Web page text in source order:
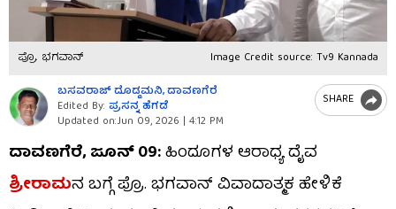
ಪ್ರೊ. ಭಗವಾನ್
Image Credit source: Tv9 Kannada
ಬಸವರಾಜ್​ ದೊಡ್ಡಮನಿ, ದಾವಣಗೆರೆ
Edited By: ಪ್ರಸನ್ನ ಹೆಗಡೆ
Updated on:Jun 09, 2026 | 4:12 PM
SHARE
ದಾವಣಗೆರೆ, ಜೂನ್​ 09:ಹಿಂದೂಗಳ ಆರಾಧ್ಯ ದೈವ
ಶ್ರೀರಾಮನ ಬಗ್ಗೆ ಪ್ರೊ. ಭಗವಾನ್ ವಿವಾದಾತ್ಮಕ ಹೇಳಿಕೆ